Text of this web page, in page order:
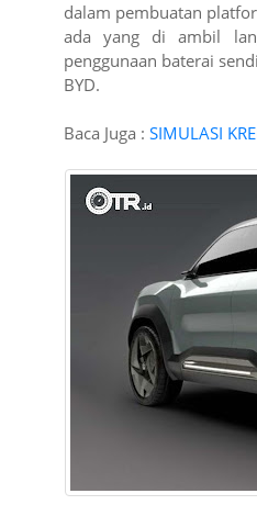
dalam pembuatan
ada yang di ambil
penggunaan baterai
BYD.
Baca Juga : SIMULASI